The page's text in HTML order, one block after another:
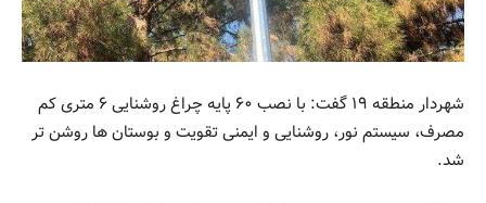
شهردار منطقه ۱۹ گفت: با نصب ۶۰ پایه چراغ روشنایی ۶ متری کم
مصرف، سیستم نور، روشنایی و ایمنی تقویت و بوستان ها روشن تر
شد.